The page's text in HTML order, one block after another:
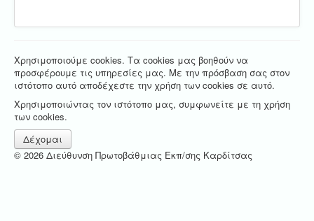
Χρησιμοποιούμε cookies. Τα cookies μας βοηθούν να
προσφέρουμε τις υπηρεσίες μας. Με την πρόσβαση σας στον
ιστότοπο αυτό αποδέχεστε την χρήση των cookies σε αυτό.
Χρησιμοποιώντας τον ιστότοπο μας, συμφωνείτε με τη χρήση
των cookies.
Δέχομαι
© 2026 Διεύθυνση Πρωτοβάθμιας Εκπ/σης Καρδίτσας